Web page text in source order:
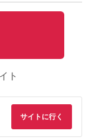
ト
サイトに行く